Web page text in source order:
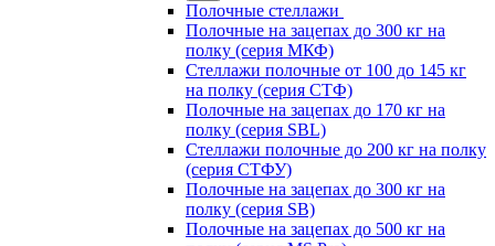
Полочные стеллажи
Полочные на зацепах до 300 кг на
полку (серия МКФ)
Стеллажи полочные от 100 до 145 кг
на полку (серия СТФ)
Полочные на зацепах до 170 кг на
полку (серия SBL)
Стеллажи полочные до 200 кг на полку
(серия СТФУ)
Полочные на зацепах до 300 кг на
полку (серия SB)
Полочные на зацепах до 500 кг на